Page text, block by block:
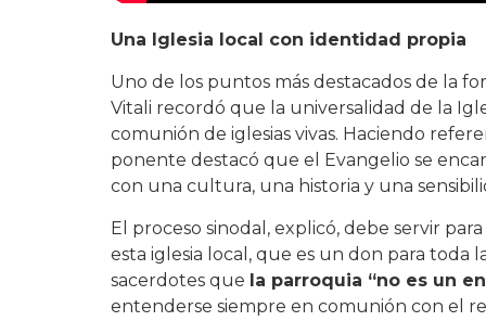
Una Iglesia local con identidad propia
Uno de los puntos más destacados de la
Vitali recordó que la universalidad de la
comunión de iglesias vivas. Haciendo
ponente destacó que el Evangelio se
con una cultura, una historia y una
El proceso sinodal, explicó, debe servir
esta iglesia local, que es un don para toda
sacerdotes que la parroquia “no es un
entenderse siempre en comunión con el